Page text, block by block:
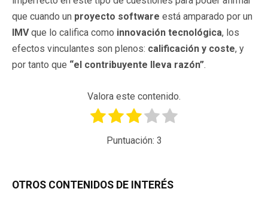
que cuando un proyecto software está amparado por un
IMVque lo califica como innovación tecnológica, los
efectos vinculantes son plenos: calificación y coste, y
por tanto que “el contribuyente lleva razón”.
Valora este contenido.
Puntuación: 3
OTROS CONTENIDOS DE INTERÉS